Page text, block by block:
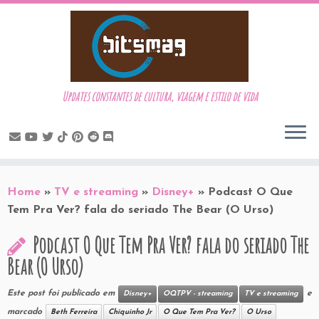
to
content
Updates constantes de cultura, viagem e estilo de vida
Home » TV e streaming » Disney+ » Podcast O Que
Tem Pra Ver? fala do seriado The Bear (O Urso)
Podcast O Que Tem Pra Ver? fala do seriado The
Bear (O Urso)
Este post foi publicado em Disney+ OQTPV - streaming TV e streaming e
marcado Beth Ferreira Chiquinho Jr O Que Tem Pra Ver? O Urso